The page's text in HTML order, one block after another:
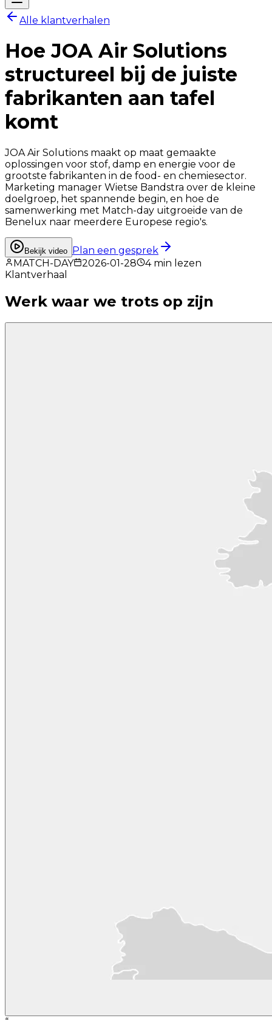
Alle klantverhalen
HoeJOA Air Solutions
structureel bij de juiste
fabrikanten aan tafel
komt
JOA Air Solutions maakt op maat gemaakte
oplossingen voor stof, damp en energie voor de
grootste fabrikanten in de food- en chemiesector.
Marketing manager Wietse Bandstra over de kleine
doelgroep, het spannende begin, en hoe de
samenwerking met Match-day uitgroeide van de
Benelux naar meerdere Europese regio's.
Bekijk video Plan een gesprek
MATCH-DAY
2026-01-28 4min lezen
Klantverhaal
Werk waar we trots op zijn